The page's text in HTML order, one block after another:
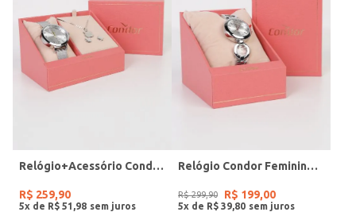
Relógio+Acessório Condor Feminino PRATA
R$ 259,90
5x de R$ 51 98
Relógio Condor Feminino PRATA
R$ 299,90 R$ 199,00
5x de R$ 39 80